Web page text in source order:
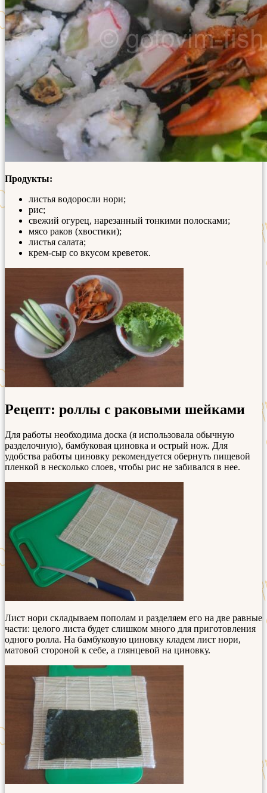
Продукты:
листья водоросли нори;
рис;
свежий огурец, нарезанный тонкими полосками;
мясо раков (хвостики);
листья салата;
крем-сыр со вкусом креветок.
Рецепт: роллы с раковыми шейками
Для работы необходима доска (я использовала обычную
разделочную), бамбуковая циновка и острый нож. Для
удобства работы циновку рекомендуется обернуть пищевой
пленкой в несколько слоев, чтобы рис не забивался в нее.
Лист нори складываем пополам и разделяем его на две равные
части: целого листа будет слишком много для приготовления
одного ролла. На бамбуковую циновку кладем лист нори,
матовой стороной к себе, а глянцевой на циновку.